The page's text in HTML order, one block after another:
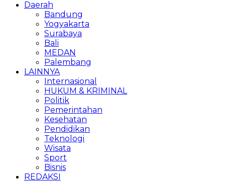
Daerah
Bandung
Yogyakarta
Surabaya
Bali
MEDAN
Palembang
LAINNYA
Internasional
HUKUM & KRIMINAL
Politik
Pemerintahan
Kesehatan
Pendidikan
Teknologi
Wisata
Sport
Bisnis
REDAKSI